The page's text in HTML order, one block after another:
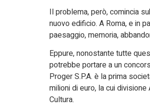
Il problema, però, comincia
nuovo edificio. A Roma, e in
paesaggio, memoria,
Eppure, nonostante tutte
potrebbe portare a un
Proger S.P.A. è la prima
milioni di euro, la cui
Cultura.